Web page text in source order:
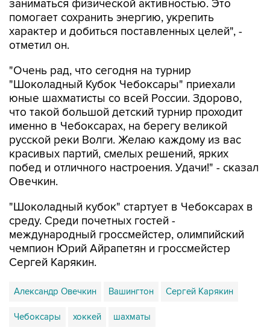
заниматься физической активностью. Это
помогает сохранить энергию, укрепить
характер и добиться поставленных целей", -
отметил он.
"Очень рад, что сегодня на турнир
"Шоколадный Кубок Чебоксары" приехали
юные шахматисты со всей России. Здорово,
что такой большой детский турнир проходит
именно в Чебоксарах, на берегу великой
русской реки Волги. Желаю каждому из вас
красивых партий, смелых решений, ярких
побед и отличного настроения. Удачи!" - сказал
Овечкин.
"Шоколадный кубок" стартует в Чебоксарах в
среду. Среди почетных гостей -
международный гроссмейстер, олимпийский
чемпион Юрий Айрапетян и гроссмейстер
Сергей Карякин.
Александр Овечкин Вашингтон Сергей Карякин
Чебоксары хоккей шахматы